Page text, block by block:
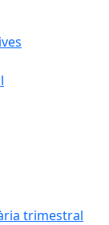
trimestral